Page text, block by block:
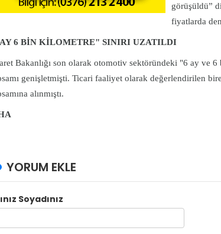
görüşüldü”
fiyatlarda
6 BİN KİLOMETRE" SINIRI UZATILDI
Bakanlığı son olarak otomotiv sektöründeki "6 ay ve
genişletmişti. Ticari faaliyet olarak değerlendirilen
alınmıştı.
YORUM EKLE
Soyadınız